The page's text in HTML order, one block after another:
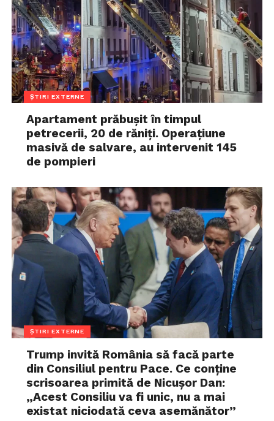
ȘTIRI EXTERNE
Apartament prăbușit în timpul
petrecerii, 20 de răniți. Operațiune
masivă de salvare, au intervenit 145
de pompieri
ȘTIRI EXTERNE
Trump invită România să facă parte
din Consiliul pentru Pace. Ce conține
scrisoarea primită de Nicușor Dan:
„Acest Consiliu va fi unic, nu a mai
existat niciodată ceva asemănător”